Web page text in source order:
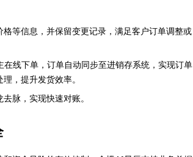
等信息，并保留变更记录，满足客户订单调整或
在线下单，订单自动同步至进销存系统，实现订单
，提升发货效率。
脉，实现快速对账。